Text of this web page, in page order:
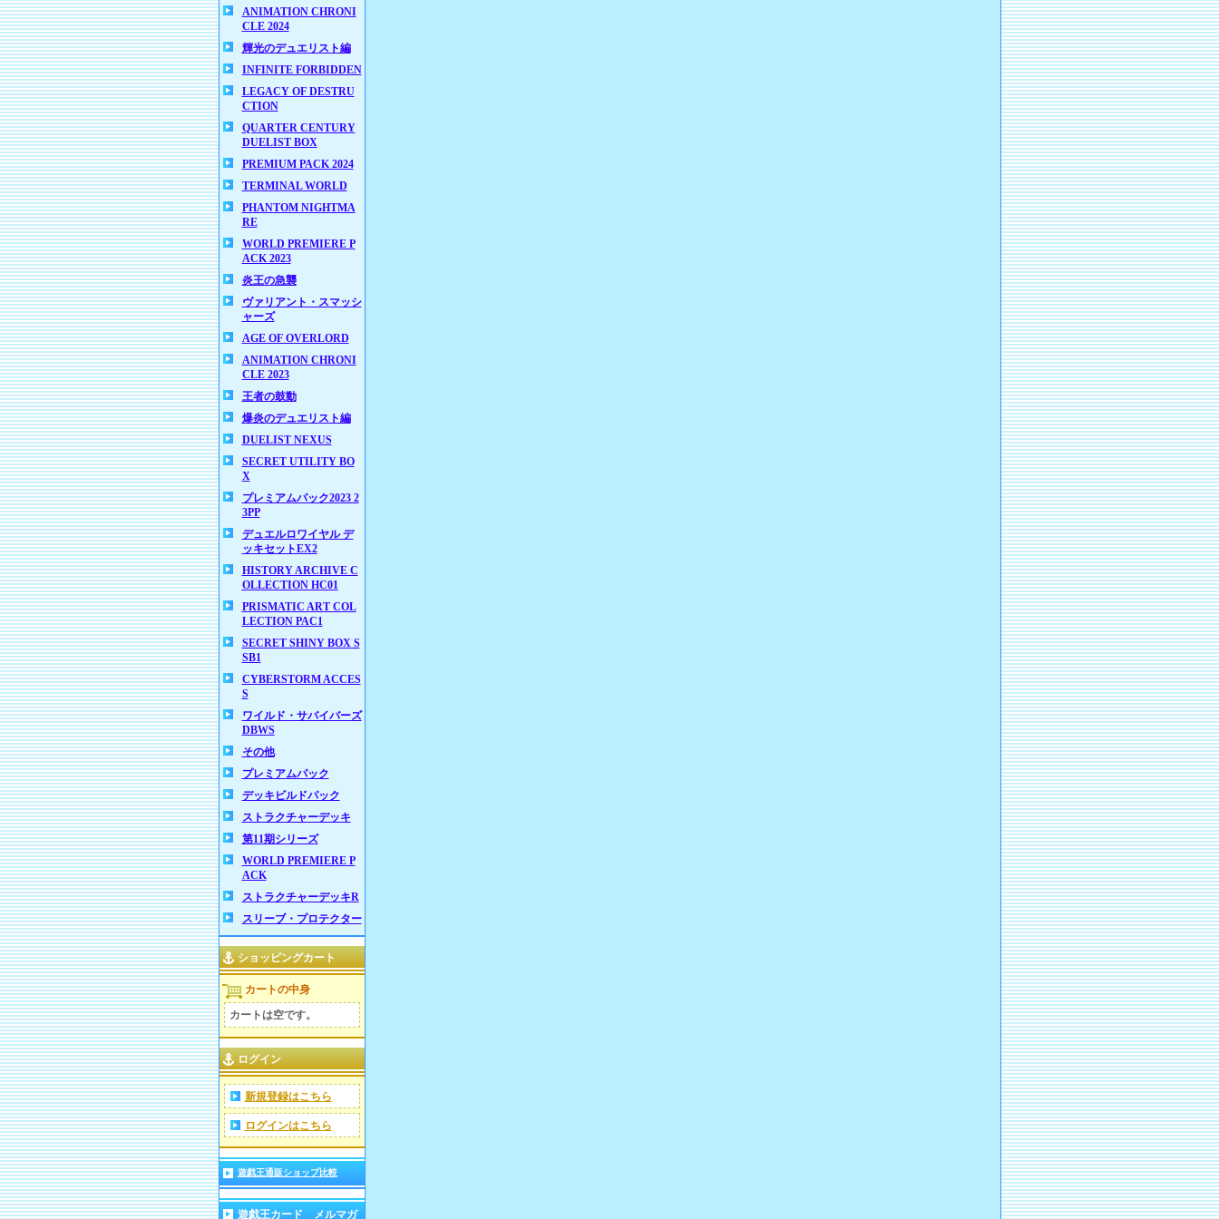
ANIMATION CHRONI
CLE 2024
輝光のデュエリスト編
INFINITE FORBIDDEN
LEGACY OF DESTRU
CTION
QUARTER CENTURY
DUELIST BOX
PREMIUM PACK 2024
TERMINAL WORLD
PHANTOM NIGHTMA
RE
WORLD PREMIERE P
ACK 2023
炎王の急襲
ヴァリアント・スマッシ
ャーズ
AGE OF OVERLORD
ANIMATION CHRONI
CLE 2023
王者の鼓動
爆炎のデュエリスト編
DUELIST NEXUS
SECRET UTILITY BO
X
プレミアムパック2023 2
3PP
デュエルロワイヤル デ
ッキセットEX2
HISTORY ARCHIVE C
OLLECTION HC01
PRISMATIC ART COL
LECTION PAC1
SECRET SHINY BOX S
SB1
CYBERSTORM ACCES
S
ワイルド・サバイバーズ
DBWS
その他
プレミアムパック
デッキビルドパック
ストラクチャーデッキ
第11期シリーズ
WORLD PREMIERE P
ACK
ストラクチャーデッキR
スリーブ・プロテクター
ショッピングカート
カートの中身
カートは空です。
ログイン
新規登録はこちら
ログインはこちら
遊戯王通販ショップ比較
遊戯王カード メルマガ